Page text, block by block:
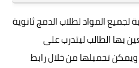
لجميع المواد لطلاب الدمج ثانوية
بها الطالب ليتدرب على
ويمكن تحمبلها من خلال رابط